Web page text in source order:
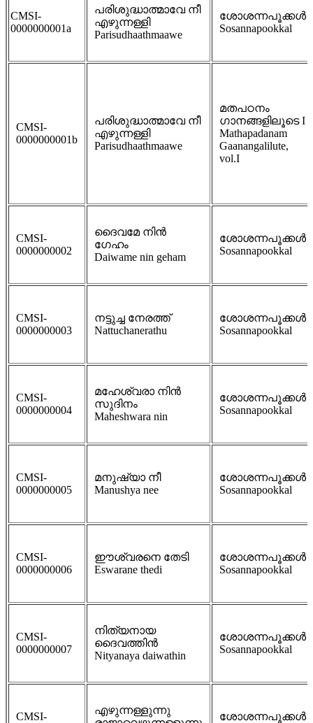
CMSI-
0000000001a
പരിശുദ്ധാത്മാവേ നീ
എഴുന്നള്ളി
Parisudhaathmaawe
ശോശന്നപൂക്കള്‍
Sosannapookkal
CMSI-
0000000001b
പരിശുദ്ധാത്മാവേ നീ
എഴുന്നള്ളി
Parisudhaathmaawe
മതപഠനം
ഗാനങ്ങളിലൂടെ I
Mathapadanam
Gaanangalilute,
vol.I
CMSI-
0000000002
ദൈവമേ നിന്‍
ഗേഹം
Daiwame nin geham
ശോശന്നപൂക്കള്‍
Sosannapookkal
CMSI-
0000000003
നട്ടുച്ച നേരത്ത്
Nattuchanerathu
ശോശന്നപൂക്കള്‍
Sosannapookkal
CMSI-
0000000004
മഹേശ്വരാ നിന്‍
സുദിനം
Maheshwara nin
ശോശന്നപൂക്കള്‍
Sosannapookkal
CMSI-
0000000005
മനുഷ്യാ നീ
Manushya nee
ശോശന്നപൂക്കള്‍
Sosannapookkal
CMSI-
0000000006
ഈശ്വരനെ തേടി
Eswarane thedi
ശോശന്നപൂക്കള്‍
Sosannapookkal
CMSI-
0000000007
നിത്യനായ
ദൈവത്തിന്‍
Nityanaya daiwathin
ശോശന്നപൂക്കള്‍
Sosannapookkal
CMSI-
എഴുന്നള്ളുന്നു
ശോശന്നപൂക്കള്‍